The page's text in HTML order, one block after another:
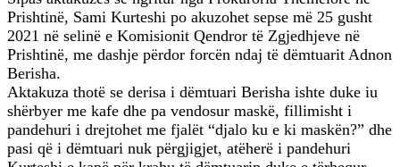
Prishtinë, Sami Kurteshi po akuzohet sepse më 25 gusht
2021 në selinë e Komisionit Qendror të Zgjedhjeve në
Prishtinë, me dashje përdor forcën ndaj të dëmtuarit Adnon
Berisha.
Aktakuza thotë se derisa i dëmtuari Berisha ishte duke iu
shërbyer me kafe dhe pa vendosur maskë, fillimisht i
pandehuri i drejtohet me fjalët “djalo ku e ki maskën?” dhe
pasi që i dëmtuari nuk përgjigjet, atëherë i pandehuri